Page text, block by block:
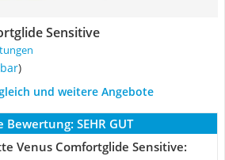
Sensitive
)
und weitere Angebote
Bewertung: SEHR GUT
Venus Comfortglide Sensitive: